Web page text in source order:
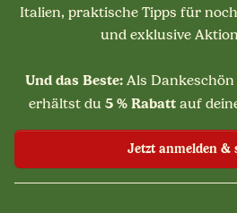
Italien, praktische Tipps für
und exklusive
Und das Beste: Als
erhältst du 5 % Rabattauf
Jetzt anmelden &